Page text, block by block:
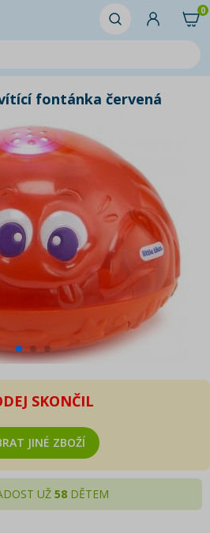
0
fontánka červená
SKONČIL
JINÉ ZBOŽÍ
UŽ 58 DĚTEM